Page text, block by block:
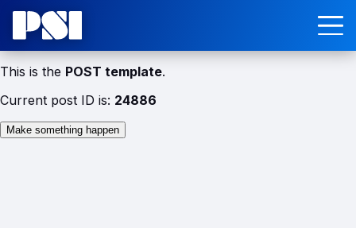
This is the POST template.
Current post ID is: 24886
Make something happen